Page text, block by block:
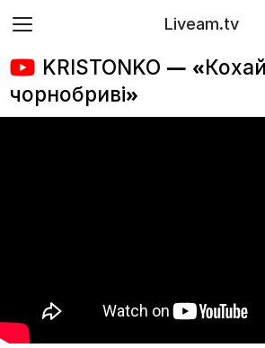
Liveam.tv
KRISTONKO —
чорнобриві»